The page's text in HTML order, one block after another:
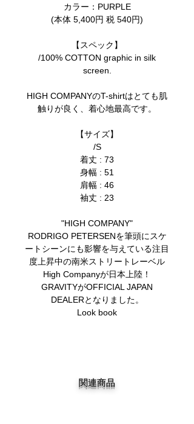
カラー：PURPLE
(本体 5,400円 税 540円)
【スペック】
/100% COTTON graphic in silk
screen.
HIGH COMPANYのT-shirtはとても肌
触りが良く、着心地最高です。
【サイズ】
/S
着丈 : 73
身幅 : 51
肩幅 : 46
袖丈 : 23
"HIGH COMPANY"
RODRIGO PETERSENを筆頭にスケ
ートシーンにも影響を与えている注目
度上昇中の南米ストリートレーベル
High Companyが日本上陸！
GRAVITYがOFFICIAL JAPAN
DEALERとなりました。
Look book
関連商品